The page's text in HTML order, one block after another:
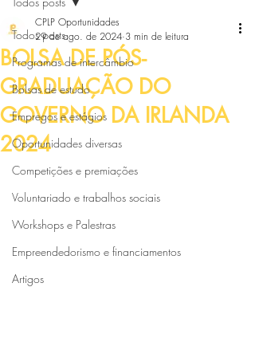
Todos posts
Programas de intercâmbio
Bolsas de estudo
Empregos e estágios
Oportunidades diversas
Competições e premiações
Voluntariado e trabalhos sociais
Workshops e Palestras
Empreendedorismo e financiamentos
Artigos
BOLSA DE PÓS-
GRADUAÇÃO DO
GOVERNO DA IRLANDA
2024
CPLP Oportunidades
29 de ago. de 2024 3 min de leitura